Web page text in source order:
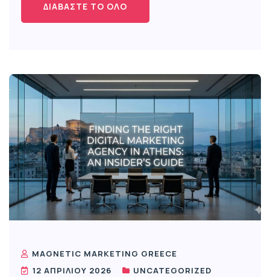
ΔΙΑΒΆΣΤΕ ΤΟ ΌΛΟ
MAGNETIC MARKETING GREECE
12 ΑΠΡΙΛΊΟΥ 2026
UNCATEGORIZED